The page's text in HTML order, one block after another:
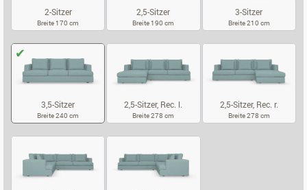
2-Sitzer
Breite 170 cm
2,5-Sitzer
Breite 190 cm
3-Sitzer
Breite 210 cm
3,5-Sitzer
Breite 240 cm
2,5-Sitzer, Rec. l.
Breite 278 cm
2,5-Sitzer, Rec. r.
Breite 278 cm